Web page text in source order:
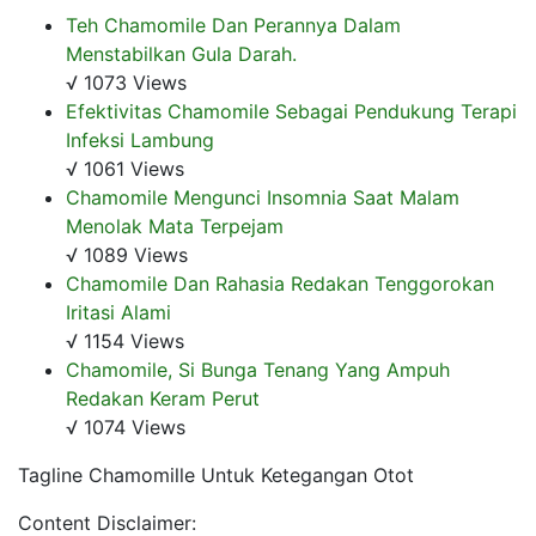
Teh Chamomile Dan Perannya Dalam
Menstabilkan Gula Darah.
√ 1073 Views
Efektivitas Chamomile Sebagai Pendukung Terapi
Infeksi Lambung
√ 1061 Views
Chamomile Mengunci Insomnia Saat Malam
Menolak Mata Terpejam
√ 1089 Views
Chamomile Dan Rahasia Redakan Tenggorokan
Iritasi Alami
√ 1154 Views
Chamomile, Si Bunga Tenang Yang Ampuh
Redakan Keram Perut
√ 1074 Views
Tagline Chamomille Untuk Ketegangan Otot
Content Disclaimer: